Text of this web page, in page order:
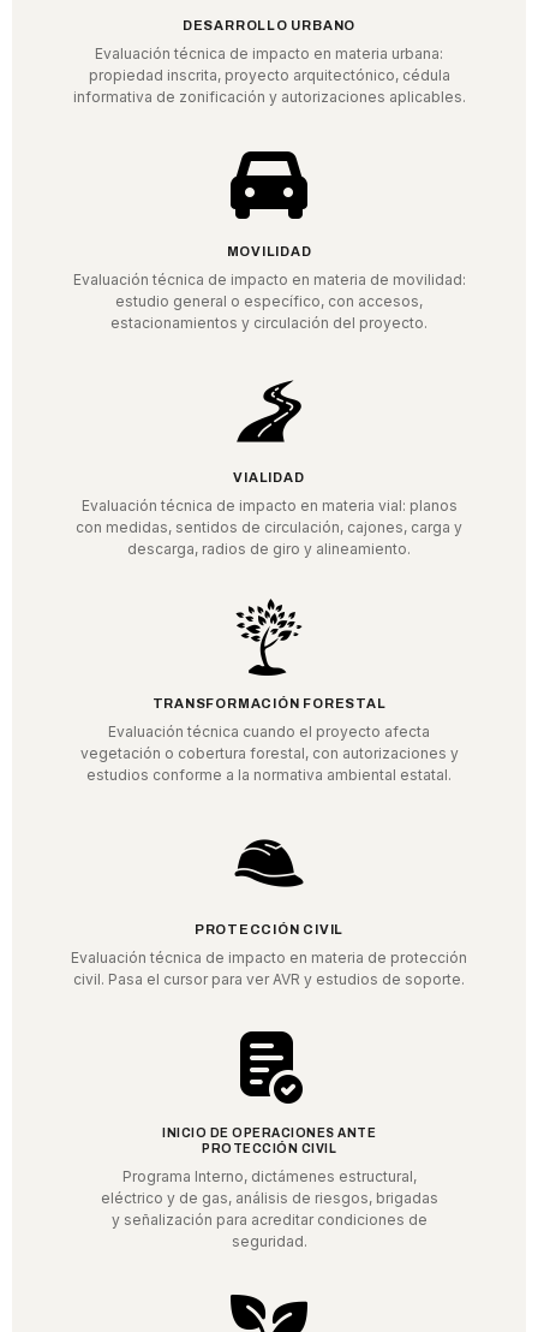
DESARROLLO URBANO
Evaluación técnica de impacto en materia urbana:
propiedad inscrita, proyecto arquitectónico, cédula
informativa de zonificación y autorizaciones aplicables.
MOVILIDAD
Evaluación técnica de impacto en materia de movilidad:
estudio general o específico, con accesos,
estacionamientos y circulación del proyecto.
VIALIDAD
Evaluación técnica de impacto en materia vial: planos
con medidas, sentidos de circulación, cajones, carga y
descarga, radios de giro y alineamiento.
TRANSFORMACIÓN FORESTAL
Evaluación técnica cuando el proyecto afecta
vegetación o cobertura forestal, con autorizaciones y
estudios conforme a la normativa ambiental estatal.
PROTECCIÓN CIVIL
Evaluación técnica de impacto en materia de protección
civil. Pasa el cursor para ver AVR y estudios de soporte.
INICIO DE OPERACIONES ANTE
PROTECCIÓN CIVIL
Programa Interno, dictámenes estructural,
eléctrico y de gas, análisis de riesgos, brigadas
y señalización para acreditar condiciones de
seguridad.